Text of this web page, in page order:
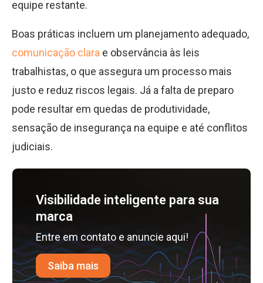
equipe restante.
Boas práticas incluem um planejamento adequado,
comunicação clara e observância às leis
trabalhistas, o que assegura um processo mais
justo e reduz riscos legais. Já a falta de preparo
pode resultar em quedas de produtividade,
sensação de insegurança na equipe e até conflitos
judiciais.
Visibilidade inteligente para sua
marca
Entre em contato e anuncie aqui!
Saiba mais